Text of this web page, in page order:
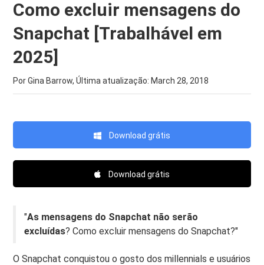
Como excluir mensagens do
Snapchat [Trabalhável em
2025]
Por Gina Barrow, Última atualização: March 28, 2018
Download grátis
Download grátis
"As mensagens do Snapchat não serão
excluídas? Como excluir mensagens do Snapchat?"
O Snapchat conquistou o gosto dos millennials e usuários